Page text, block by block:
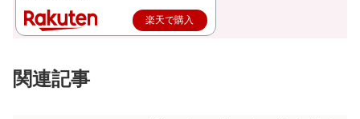
楽天で購入
関連記事